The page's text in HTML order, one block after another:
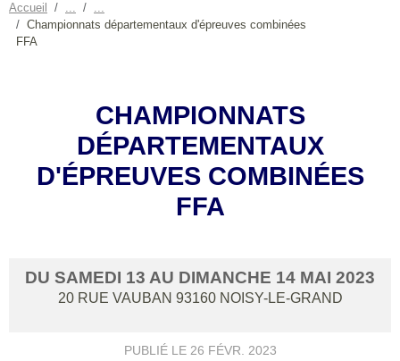
Accueil
Championnats départementaux d'épreuves combinées
FFA
CHAMPIONNATS
DÉPARTEMENTAUX
D'ÉPREUVES COMBINÉES
FFA
DU SAMEDI 13 AU DIMANCHE 14 MAI 2023
20 RUE VAUBAN 93160 NOISY-LE-GRAND
PUBLIÉ LE 26 FÉVR. 2023